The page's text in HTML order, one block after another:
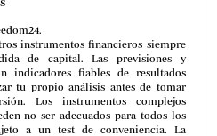
instrumentos financieros siempre
de capital. Las previsiones y
indicadores fiables de resultados
tu propio análisis antes de tomar
Los instrumentos complejos
no ser adecuados para todos los
a un test de conveniencia. La